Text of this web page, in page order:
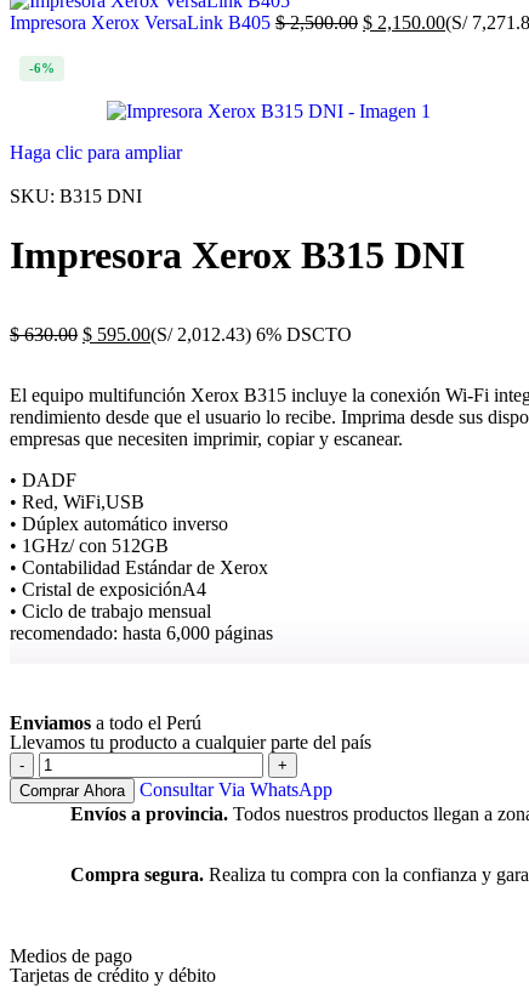
Impresora Xerox VersaLink B405 $2,500.00 $ 2,150.00(S/
-6%
Haga clic para ampliar
SKU: B315 DNI
Impresora Xerox B315 DNI
$630.00 $ 595.00(S/ 2,012.43) 6% DSCTO
El equipo multifunción Xerox B315 incluye la conexión Wi-Fi
rendimiento desde que el usuario lo recibe. Imprima desde sus
empresas que necesiten imprimir, copiar y escanear.
• DADF
• Red, WiFi,USB
• Dúplex automático inverso
• 1GHz/ con 512GB
• Contabilidad Estándar de Xerox
• Cristal de exposiciónA4
• Ciclo de trabajo mensual
recomendado: hasta 6,000 páginas
Enviamos a todo el Perú
Llevamos tu producto a cualquier parte del país
Comprar Ahora
Consultar Via WhatsApp
Envíos a provincia. Todos nuestros productos llegan a
Compra segura. Realiza tu compra con la confianza y
Medios de pago
Tarjetas de crédito y débito